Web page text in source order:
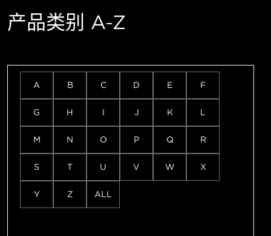
产品类别 A-Z
A B C D E F
G H I J K L
M N O P Q R
S T U V W X
Y Z ALL